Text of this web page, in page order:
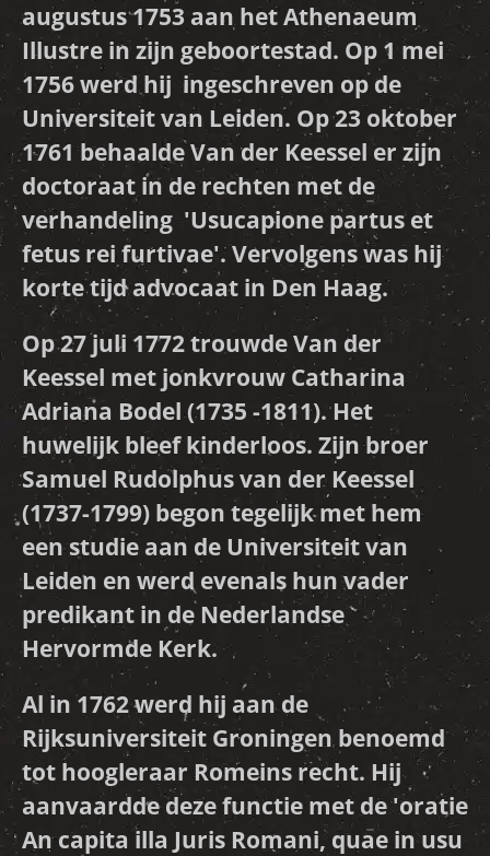
augustus 1753 aan het Athenaeum
Illustre in zijn geboortestad. Op 1 mei
1756 werd hij ingeschreven op de
Universiteit van Leiden. Op 23 oktober
1761 behaalde Van der Keessel er zijn
doctoraat in de rechten met de
verhandeling 'Usucapione partus et
fetus rei furtivae'. Vervolgens was hij
korte tijd advocaat in Den Haag.
Op 27 juli 1772 trouwde Van der
Keessel met jonkvrouw Catharina
Adriana Bodel (1735 -1811). Het
huwelijk bleef kinderloos. Zijn broer
Samuel Rudolphus van der Keessel
(1737-1799) begon tegelijk met hem
een studie aan de Universiteit van
Leiden en werd evenals hun vader
predikant in de Nederlandse
Hervormde Kerk.
Al in 1762 werd hij aan de
Rijksuniversiteit Groningen benoemd
tot hoogleraar Romeins recht. Hij
aanvaardde deze functie met de 'oratie
An capita illa Juris Romani, quae in usu